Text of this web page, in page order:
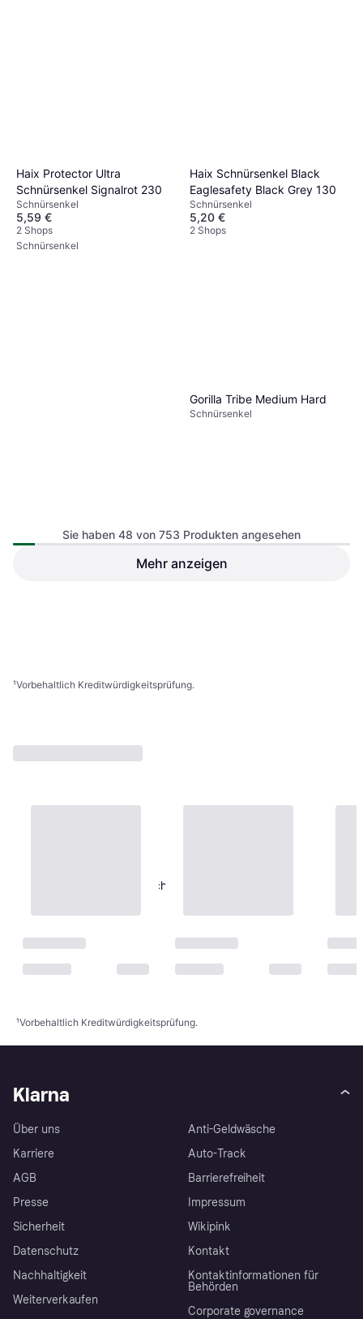
Urban Classics Classic Flat
Schnürsenkel Marron
Schnürsenkel
Haix Protector Ultra
Schnürsenkel Signalrot 230
Schnürsenkel
5,59 €
2 Shops
Haix Schnürsenkel Black
Eaglesafety Black Grey 130
Schnürsenkel
5,20 €
2 Shops
Urban Classics Classic Flach
Schnürsenkel
3 Shops
Gorilla Tribe Medium Hard
Schnürsenkel
Sie haben 48 von 753 Produkten angesehen
Mehr anzeigen
¹Vorbehaltlich Kreditwürdigkeitsprüfung.
¹Vorbehaltlich Kreditwürdigkeitsprüfung.
Klarna
Über uns
Karriere
AGB
Presse
Sicherheit
Datenschutz
Nachhaltigkeit
Weiterverkaufen
Anti-Geldwäsche
Auto-Track
Barrierefreiheit
Impressum
Wikipink
Kontakt
Kontaktinformationen für
Behörden
Corporate governance